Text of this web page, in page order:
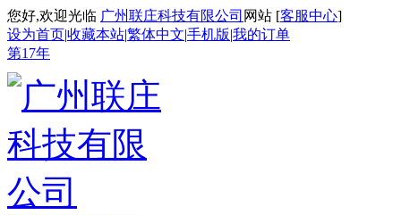
您好,欢迎光临 广州联庄科技有限公司 网站 [客服中心]
设为首页|收藏本站|繁体中文|手机版|我的订单
第17年